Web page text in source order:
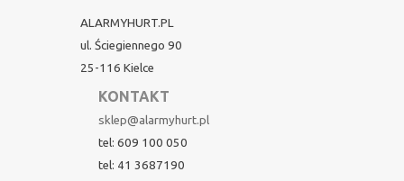
ALARMYHURT.PL
ul. Ściegiennego 90
25-116 Kielce
KONTAKT
sklep@alarmyhurt.pl
tel: 609 100 050
tel: 41 3687190